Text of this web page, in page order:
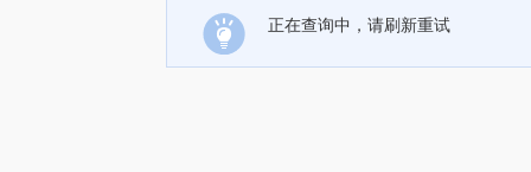
正在查询中，请刷新重试